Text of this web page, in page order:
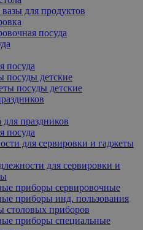
для продуктов
посуда
посуда
посуды детские
посуды детские
для праздников
посуда
для сервировки и гаджеты
для сервировки и
приборы сервировочные
приборы инд. пользования
столовых приборов
приборы специальные